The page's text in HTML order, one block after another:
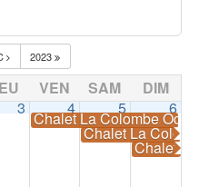
2023
VEN SAM
DIM
Occupé
3 4
Chalet La Colombe
5
Chalet La
6
Chalet La